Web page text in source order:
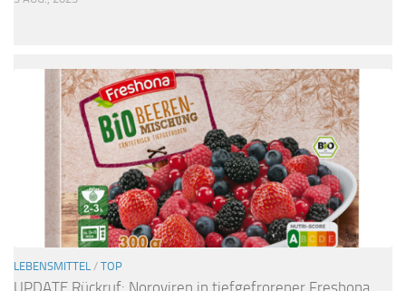
LEBENSMITTEL / TOP